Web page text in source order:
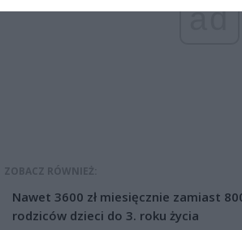
ad
ZOBACZ RÓWNIEŻ:
Nawet 3600 zł miesięcznie zamiast
rodziców dzieci do 3. roku życia